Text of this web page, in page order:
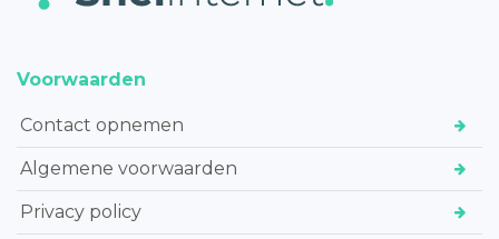
Voorwaarden
Contact opnemen
Algemene voorwaarden
Privacy policy